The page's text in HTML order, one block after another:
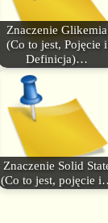
Znaczenie Glikemia
(Co to jest, Pojęcie i
Definicja)…
Znaczenie Solid
(Co to jest, pojęcie